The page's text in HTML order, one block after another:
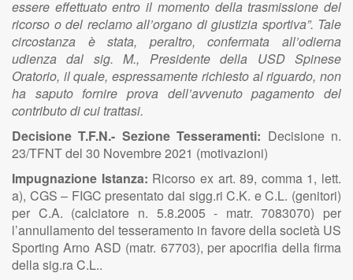
essere effettuato entro il momento della trasmissione del
ricorso o del reclamo all’organo di giustizia sportiva”. Tale
circostanza è stata, peraltro, confermata all’odierna
udienza dal sig. M., Presidente della USD Spinese
Oratorio, il quale, espressamente richiesto al riguardo, non
ha saputo fornire prova dell’avvenuto pagamento del
contributo di cui trattasi.
Decisione T.F.N.- Sezione Tesseramenti: Decisione n.
23/TFNT del 30 Novembre 2021 (motivazioni)
Impugnazione Istanza: Ricorso ex art. 89, comma 1, lett.
a), CGS – FIGC presentato dai sigg.ri C.K. e C.L. (genitori)
per C.A. (calciatore n. 5.8.2005 - matr. 7083070) per
l’annullamento del tesseramento in favore della società US
Sporting Arno ASD (matr. 67703), per apocrifia della firma
della sig.ra C.L..